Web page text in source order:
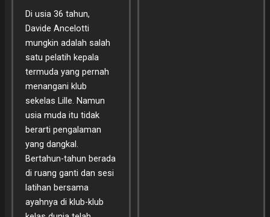
Di usia 36 tahun,
Davide Ancelotti
mungkin adalah salah
satu pelatih kepala
termuda yang pernah
menangani klub
sekelas Lille. Namun
usia muda itu tidak
berarti pengalaman
yang dangkal.
Bertahun-tahun berada
di ruang ganti dan sesi
latihan bersama
ayahnya di klub-klub